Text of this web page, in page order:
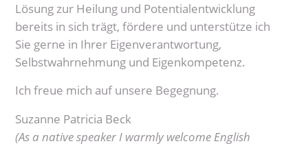
Lösung zur Heilung und Potentialentwicklung
bereits in sich trägt, fördere und unterstütze ich
Sie gerne in Ihrer Eigenverantwortung,
Selbstwahrnehmung und Eigenkompetenz.
Ich freue mich auf unsere Begegnung.
Suzanne Patricia Beck
(As a native speaker I warmly welcome English